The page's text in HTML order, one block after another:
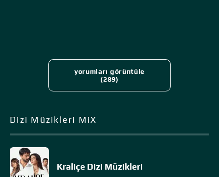
yorumları görüntüle
(289)
Dizi Müzikleri MiX
Kraliçe Dizi Müzikleri